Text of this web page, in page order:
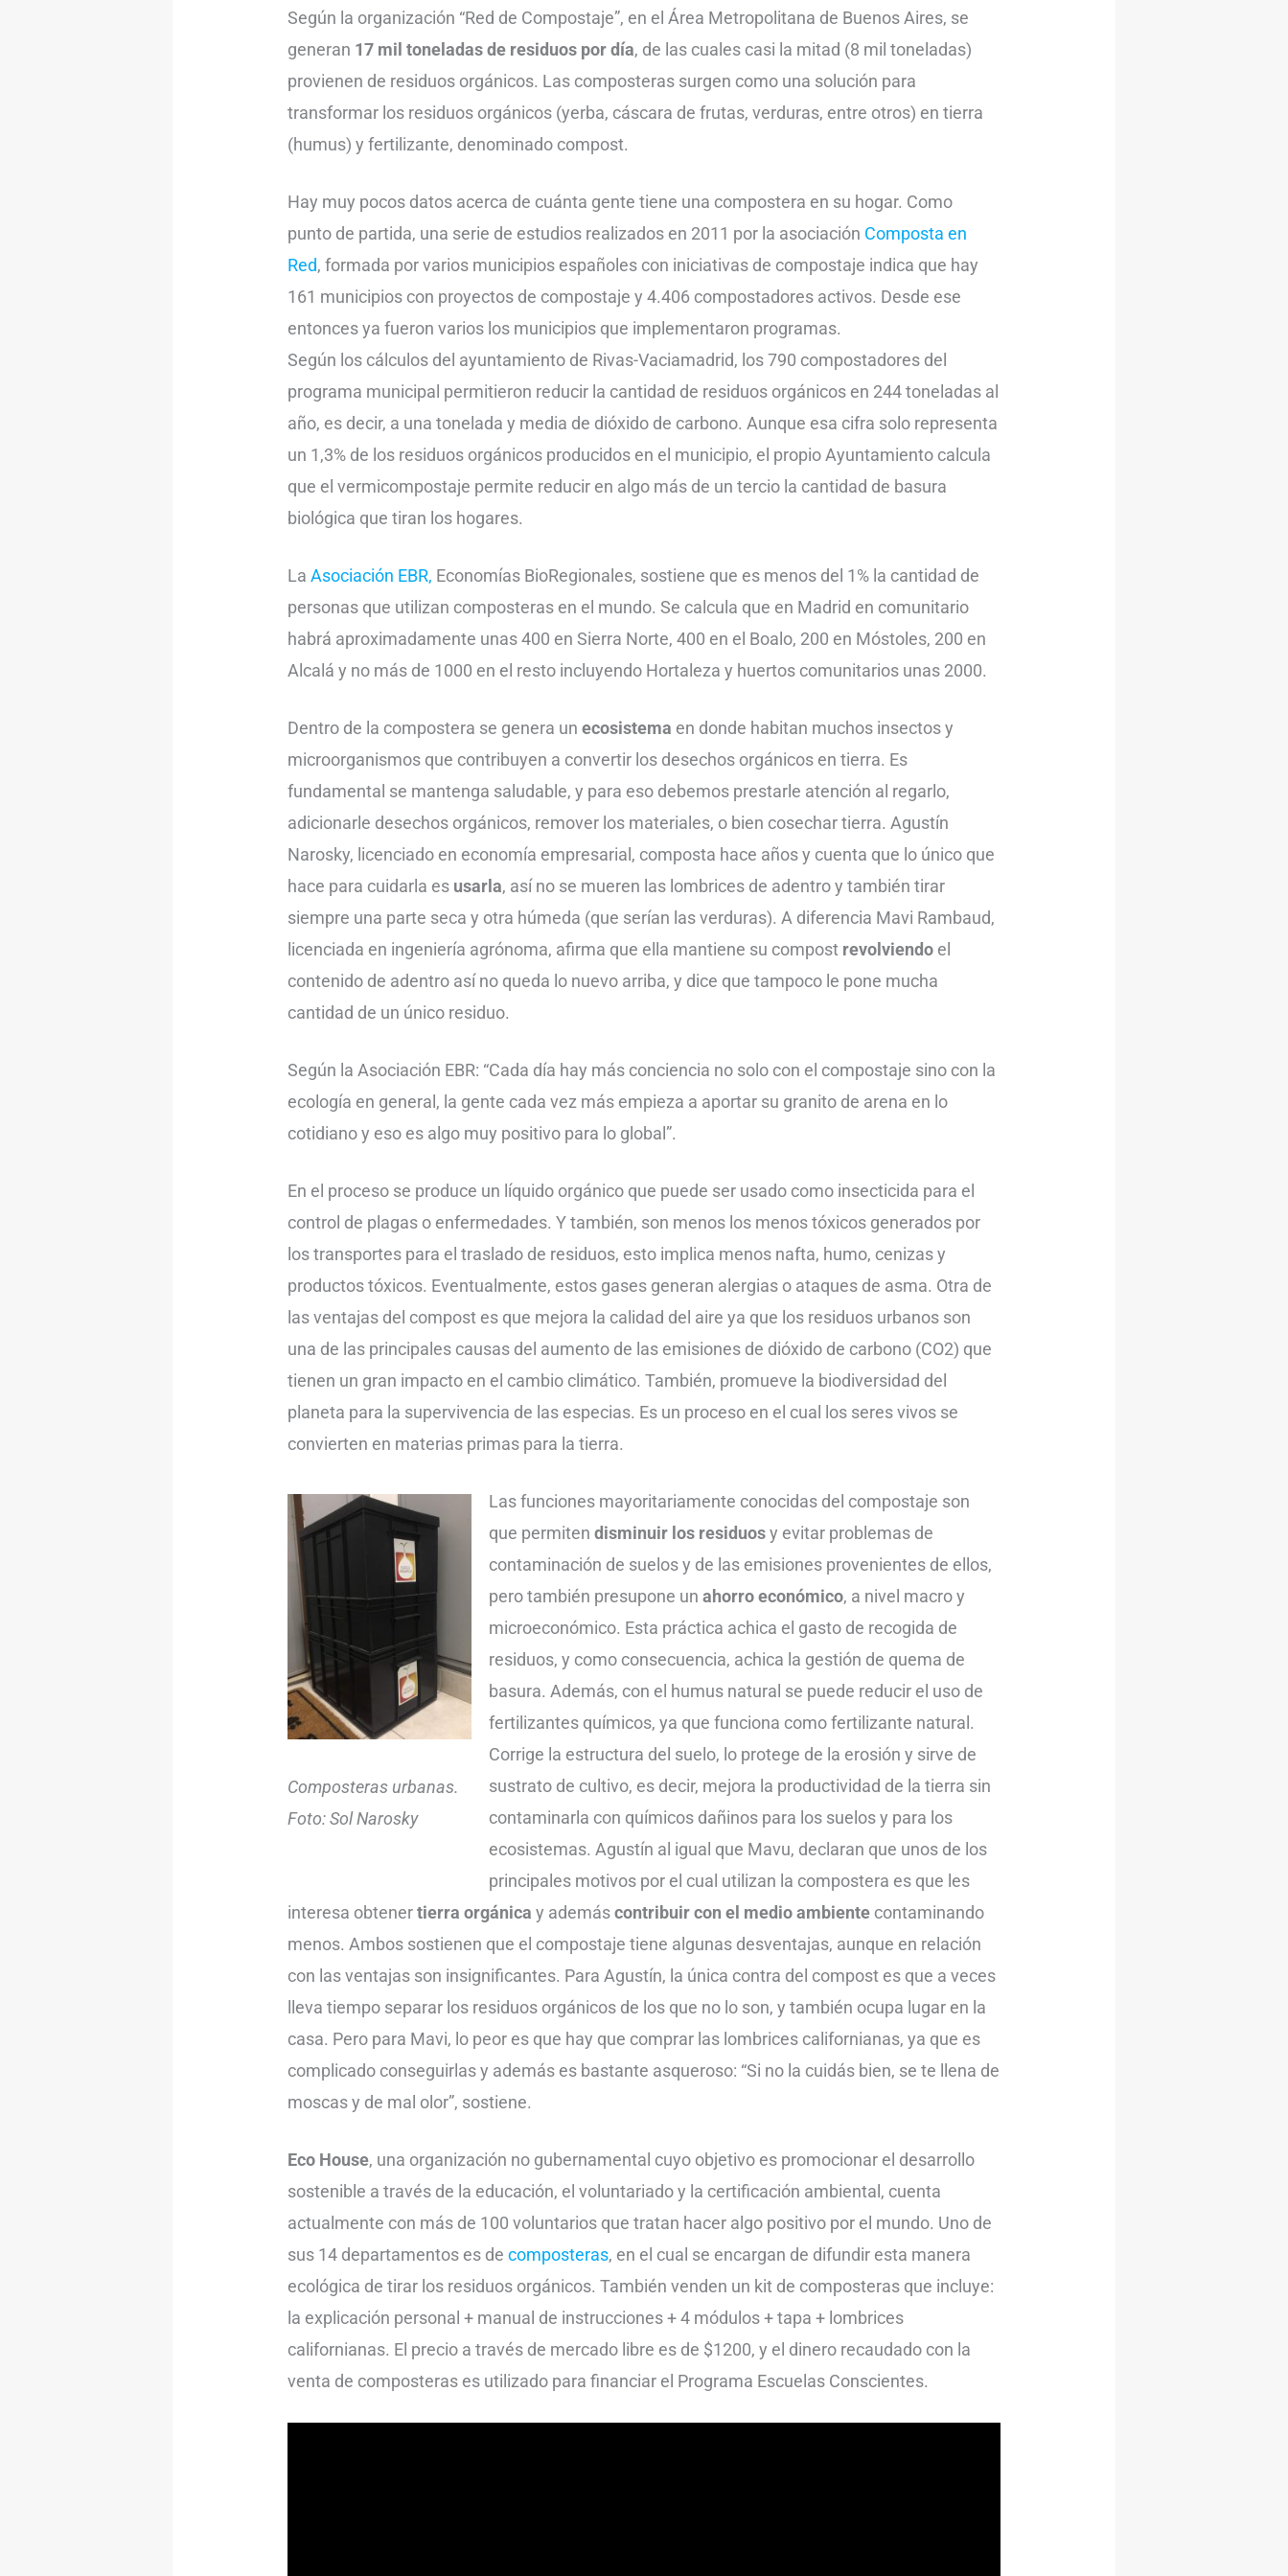
Según la organización “Red de Compostaje”, en el Área Metropolitana de Buenos Aires, se
generan 17 mil toneladas de residuos por día, de las cuales casi la mitad (8 mil toneladas)
provienen de residuos orgánicos. Las composteras surgen como una solución para
transformar los residuos orgánicos (yerba, cáscara de frutas, verduras, entre otros) en tierra
(humus) y fertilizante, denominado compost.
Hay muy pocos datos acerca de cuánta gente tiene una compostera en su hogar. Como
punto de partida, una serie de estudios realizados en 2011 por la asociación Composta en
Red, formada por varios municipios españoles con iniciativas de compostaje indica que hay
161 municipios con proyectos de compostaje y 4.406 compostadores activos. Desde ese
entonces ya fueron varios los municipios que implementaron programas.
Según los cálculos del ayuntamiento de Rivas-Vaciamadrid, los 790 compostadores del
programa municipal permitieron reducir la cantidad de residuos orgánicos en 244 toneladas al
año, es decir, a una tonelada y media de dióxido de carbono. Aunque esa cifra solo representa
un 1,3% de los residuos orgánicos producidos en el municipio, el propio Ayuntamiento calcula
que el vermicompostaje permite reducir en algo más de un tercio la cantidad de basura
biológica que tiran los hogares.
LaAsociación EBR, Economías BioRegionales, sostiene que es menos del 1% la cantidad de
personas que utilizan composteras en el mundo. Se calcula que en Madrid en comunitario
habrá aproximadamente unas 400 en Sierra Norte, 400 en el Boalo, 200 en Móstoles, 200 en
Alcalá y no más de 1000 en el resto incluyendo Hortaleza y huertos comunitarios unas 2000.
Dentro de la compostera se genera unecosistema en donde habitan muchos insectos y
microorganismos que contribuyen a convertir los desechos orgánicos en tierra. Es
fundamental se mantenga saludable, y para eso debemos prestarle atención al regarlo,
adicionarle desechos orgánicos, remover los materiales, o bien cosechar tierra. Agustín
Narosky, licenciado en economía empresarial, composta hace años y cuenta que lo único que
hace para cuidarla es usarla, así no se mueren las lombrices de adentro y también tirar
siempre una parte seca y otra húmeda (que serían las verduras). A diferencia Mavi Rambaud,
licenciada en ingeniería agrónoma, afirma que ella mantiene su compost revolviendo el
contenido de adentro así no queda lo nuevo arriba, y dice que tampoco le pone mucha
cantidad de un único residuo.
Según la Asociación EBR: “Cada día hay más conciencia no solo con el compostaje sino con la
ecología en general, la gente cada vez más empieza a aportar su granito de arena en lo
cotidiano y eso es algo muy positivo para lo global”.
En el proceso se produce un líquido orgánico que puede ser usado como insecticida para el
control de plagas o enfermedades. Y también, son menos los menos tóxicos generados por
los transportes para el traslado de residuos, esto implica menos nafta, humo, cenizas y
productos tóxicos. Eventualmente, estos gases generan alergias o ataques de asma. Otra de
las ventajas del compost es que mejora la calidad del aire ya que los residuos urbanos son
una de las principales causas del aumento de las emisiones de dióxido de carbono (CO2) que
tienen un gran impacto en el cambio climático. También, promueve la biodiversidad del
planeta para la supervivencia de las especias. Es un proceso en el cual los seres vivos se
convierten en materias primas para la tierra.
Composteras urbanas.
Foto: Sol Narosky
Las funciones mayoritariamente conocidas del compostaje son
que permitendisminuir los residuosy evitar problemas de
contaminación de suelos y de las emisiones provenientes de ellos,
pero también presupone unahorro económico, a nivel macro y
microeconómico. Esta práctica achica el gasto de recogida de
residuos, y como consecuencia, achica la gestión de quema de
basura. Además, con el humus natural se puede reducir el uso de
fertilizantes químicos, ya que funciona como fertilizante natural.
Corrige la estructura del suelo, lo protege de la erosión y sirve de
sustrato de cultivo, es decir, mejora la productividad de la tierra sin
contaminarla con químicos dañinos para los suelos y para los
ecosistemas. Agustín al igual que Mavu, declaran que unos de los
principales motivos por el cual utilizan la compostera es que les
interesa obtenertierra orgánicay ademáscontribuir con el medio ambiente contaminando
menos. Ambos sostienen que el compostaje tiene algunas desventajas, aunque en relación
con las ventajas son insignificantes. Para Agustín, la única contra del compost es que a veces
lleva tiempo separar los residuos orgánicos de los que no lo son, y también ocupa lugar en la
casa. Pero para Mavi, lo peor es que hay que comprar las lombrices californianas, ya que es
complicado conseguirlas y además es bastante asqueroso: “Si no la cuidás bien, se te llena de
moscas y de mal olor”, sostiene.
Eco House, una organización no gubernamental cuyo objetivo es promocionar el desarrollo
sostenible a través de la educación, el voluntariado y la certificación ambiental, cuenta
actualmente con más de 100 voluntarios que tratan hacer algo positivo por el mundo. Uno de
sus 14 departamentos es de composteras, en el cual se encargan de difundir esta manera
ecológica de tirar los residuos orgánicos. También venden un kit de composteras que incluye:
la explicación personal + manual de instrucciones + 4 módulos + tapa + lombrices
californianas. El precio a través de mercado libre es de $1200, y el dinero recaudado con la
venta de composteras es utilizado para financiar el Programa Escuelas Conscientes.